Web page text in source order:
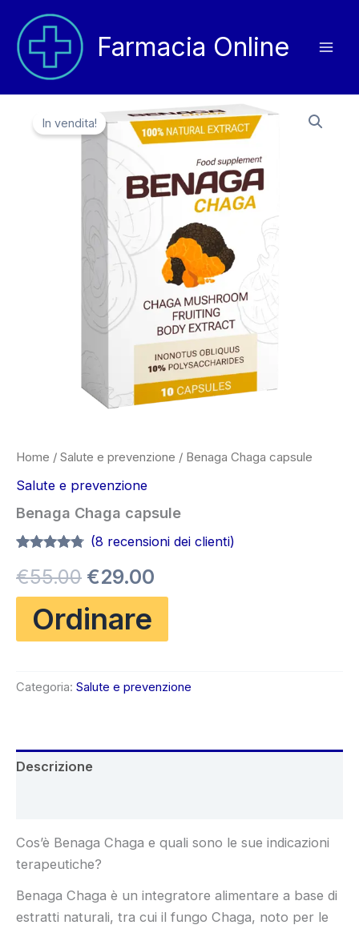
contenuto
Farmacia Online
In vendita!
Home / Salute e prevenzione / Benaga Chaga capsule
Salute e prevenzione
Benaga Chaga capsule
4.63su 5
su base
di
recensioni
(8 recensioni dei clienti)
€55.00 Il
prezzo
originale
€29.00
attuale
Ordinare
Categoria: Salute e prevenzione
Descrizione
Cos’è Benaga Chaga e quali sono le sue indicazioni
terapeutiche?
Benaga Chaga è un integratore alimentare a base di
estratti naturali, tra cui il fungo Chaga, noto per le